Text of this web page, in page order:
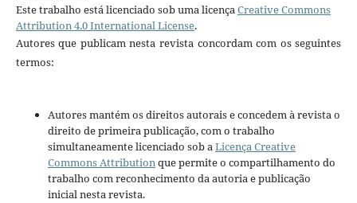
Este trabalho está licenciado sob uma licençaCreative Commons
Attribution 4.0 International License.
Autores que publicam nesta revista concordam com os seguintes
termos:
Autores mantém os direitos autorais e concedem à revista o
direito de primeira publicação, com o trabalho
simultaneamente licenciado sob aLicença Creative
Commons Attributionque permite o compartilhamento do
trabalho com reconhecimento da autoria e publicação
inicial nesta revista.